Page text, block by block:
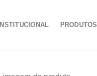
INSTITUCIONAL PRODUTOS